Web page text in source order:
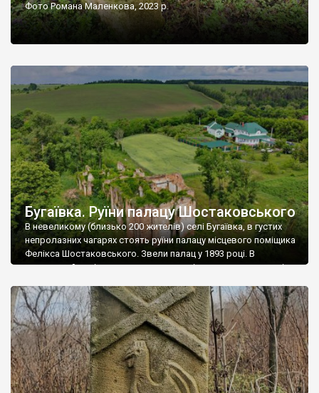
Фото Романа Маленкова, 2023 р.
Бугаївка. Руїни палацу Шостаковського
В невеликому (близько 200 жителів) селі Бугаївка, в густих
непролазних чагарях стоять руїни палацу місцевого поміщика
Фелікса Шостаковського. Звели палац у 1893 році. В
радянський період у ньому спочатку містилася школа, потім
століття тут розмістили туберкульозну лікарню. Коли із
палацу виїхала лікарня – ми точно не […]